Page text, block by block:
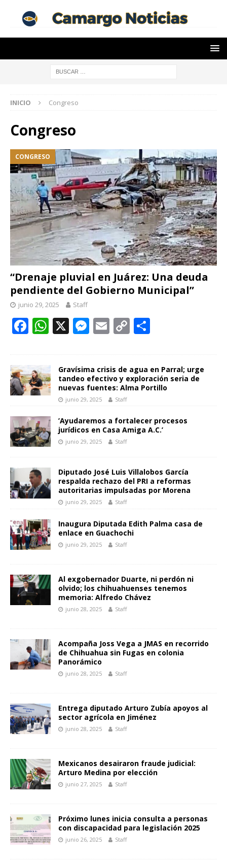
INICIO Congreso
Congreso
CONGRESO
“Drenaje pluvial en Juárez: Una deuda
pendiente del Gobierno Municipal”
junio 29, 2025 Staff
F
b
o
k
W
s
A
p
p
X M
e
n
g
er
E
l
C
y
Li
k
p
ar
r
Gravísima crisis de agua en Parral; urge
tandeo efectivo y exploración seria de
nuevas fuentes: Alma Portillo
junio 29, 2025 Staff
’Ayudaremos a fortalecer procesos
jurídicos en Casa Amiga A.C.’
junio 29, 2025 Staff
Diputado José Luis Villalobos García
respalda rechazo del PRI a reformas
autoritarias impulsadas por Morena
junio 29, 2025 Staff
Inaugura Diputada Edith Palma casa de
enlace en Guachochi
junio 29, 2025 Staff
Al exgobernador Duarte, ni perdón ni
olvido; los chihuahuenses tenemos
memoria: Alfredo Chávez
junio 28, 2025 Staff
Acompaña Joss Vega a JMAS en recorrido
de Chihuahua sin Fugas en colonia
Panorámico
junio 28, 2025 Staff
Entrega diputado Arturo Zubía apoyos al
sector agrícola en Jiménez
junio 28, 2025 Staff
Mexicanos desairaron fraude judicial:
Arturo Medina por elección
junio 27, 2025 Staff
Próximo lunes inicia consulta a personas
con discapacidad para legislación 2025
junio 26, 2025 Staff